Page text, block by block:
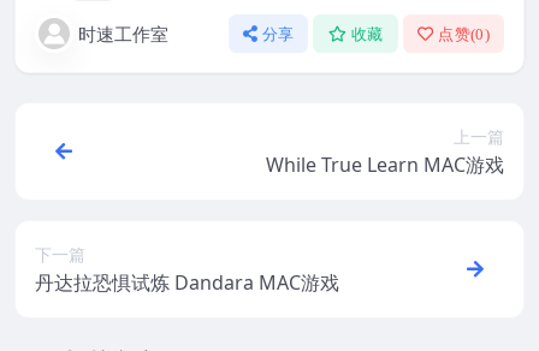
时速工作室 分享 收藏 点赞(0)
上一篇
While True Learn MAC游戏
下一篇
丹达拉恐惧试炼 Dandara MAC游戏